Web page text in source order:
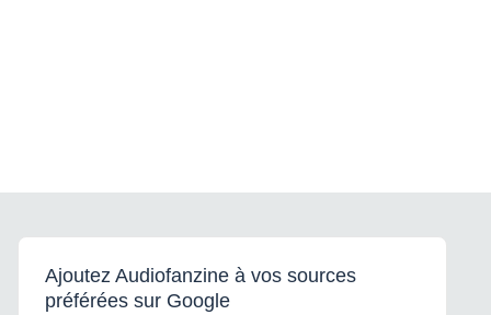
Ajoutez Audiofanzine à vos sources
préférées sur Google